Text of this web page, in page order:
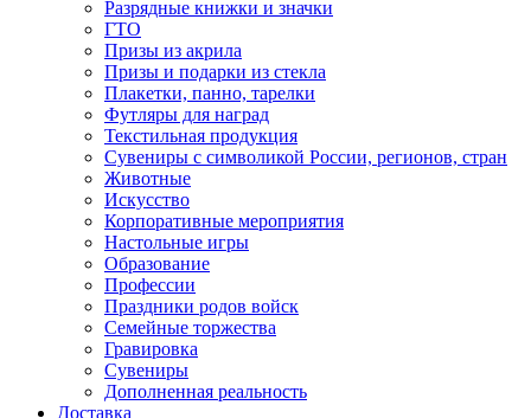
Разрядные книжки и значки
ГТО
Призы из акрила
Призы и подарки из стекла
Плакетки, панно, тарелки
Футляры для наград
Текстильная продукция
Сувениры с символикой России, регионов, стран
Животные
Искусство
Корпоративные мероприятия
Настольные игры
Образование
Профессии
Праздники родов войск
Семейные торжества
Гравировка
Сувениры
Дополненная реальность
Доставка